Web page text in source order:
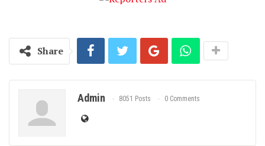
Share
Admin 8051 Posts 0 Comments